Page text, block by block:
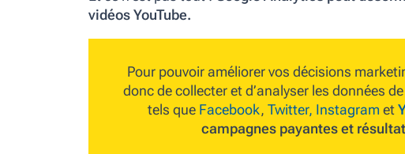
vidéos YouTube.
Pour pouvoir améliorer vos décisions
donc de collecter et d’analyser les données de
tels que Facebook,Twitter, Instagramet
campagnes payantes et